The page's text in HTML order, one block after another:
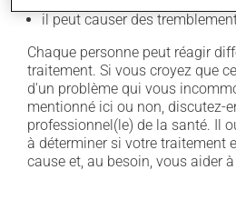
il peut causer des
Chaque personne peut réagir
traitement. Si vous croyez que
d'un problème qui vous
mentionné ici ou non, discutez-
professionnel(le) de la santé. Il
à déterminer si votre traitement
cause et, au besoin, vous aider